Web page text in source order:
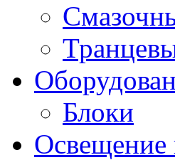
Блоки
Освещение